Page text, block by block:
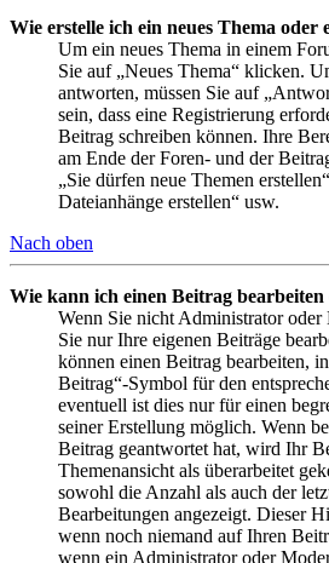
Wie erstelle ich ein neues Thema oder
Um ein neues Thema in einem
Sie auf „Neues Thema“ klicken.
antworten, müssen Sie auf
sein, dass eine Registrierung
Beitrag schreiben können. Ihre
am Ende der Foren- und der
„Sie dürfen neue Themen
Dateianhänge erstellen“ usw.
Nach oben
Wie kann ich einen Beitrag bearbeiten
Wenn Sie nicht Administrator oder
Sie nur Ihre eigenen Beiträge
können einen Beitrag bearbeiten,
Beitrag“-Symbol für den
eventuell ist dies nur für einen
seiner Erstellung möglich. Wenn
Beitrag geantwortet hat, wird Ihr
Themenansicht als überarbeitet
sowohl die Anzahl als auch der
Bearbeitungen angezeigt. Dieser
wenn noch niemand auf Ihren
wenn ein Administrator oder